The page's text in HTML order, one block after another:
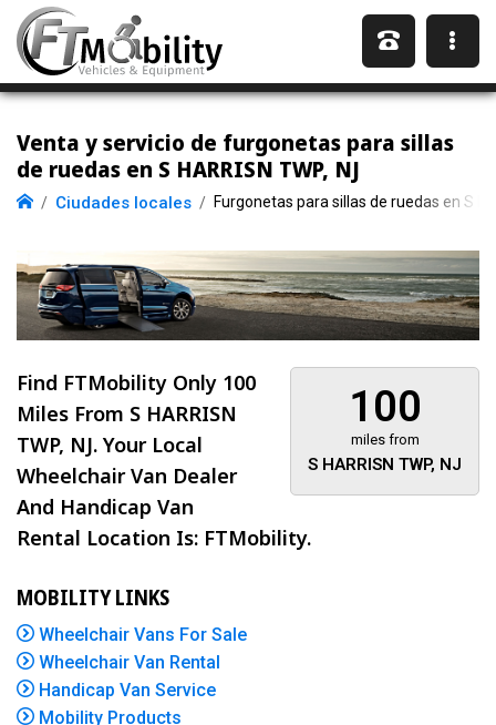
Venta y servicio de furgonetas para sillas
de ruedas en S HARRISN TWP, NJ
Ciudades locales Furgonetas para sillas de ruedas en S
100
miles from
S HARRISN TWP, NJ
Find FTMobility Only 100
Miles From S HARRISN
TWP, NJ. Your Local
Wheelchair Van Dealer
And Handicap Van
Rental Location Is: FTMobility.
MOBILITY LINKS
Wheelchair Vans For Sale
Wheelchair Van Rental
Handicap Van Service
Mobility Products